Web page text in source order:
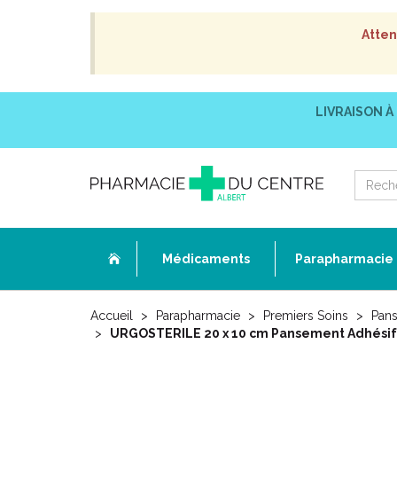
LIVRAISON À
Médicaments Parapharmacie
Accueil Parapharmacie Premiers Soins
URGOSTERILE 20 x 10 cm Pansement